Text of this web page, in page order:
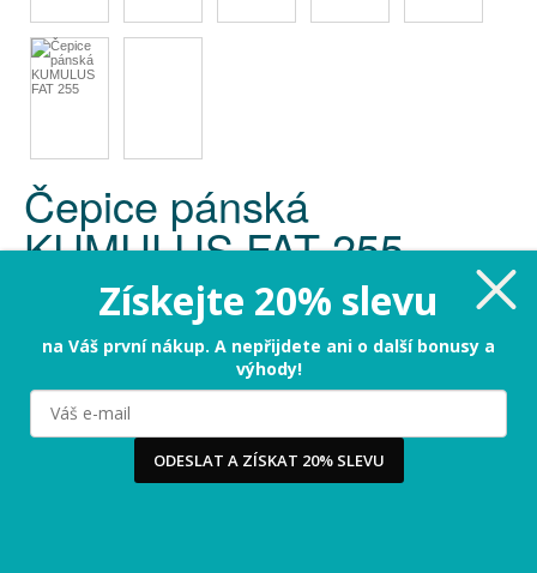
Čepice pánská
KUMULUS FAT 255
D38-33-40| Značka:Diverse
Barevné varianty a velikosti
377 Kč
Milujeme cookies!
Používáme cookies, abychom vám nabídli ten nejlepší
zajímá. Když souhlasíte s cookies, souhlasíte s tím, že
vás můžeme potěšit tou nejlepší verzí naší stránky.
...
Získejte 20% slevu
na Váš první nákup. A nepřijdete ani o další bonusy a
výhody!
ODESLAT A ZÍSKAT 20% SLEVU